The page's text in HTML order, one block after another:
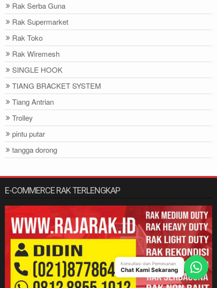
Rak Serba Guna
Rak Supermarket
Rak Toko
Rak Wiremesh
SINGLE HOOK
TIANG BRACKET SYSTEM
Tiang Antrian
Trolley
pintu putar
tangga dorong
E-COMMERCE RAK TERLENGKAP
Konsultasi dan Pemesanan
Chat Kami Sekarang